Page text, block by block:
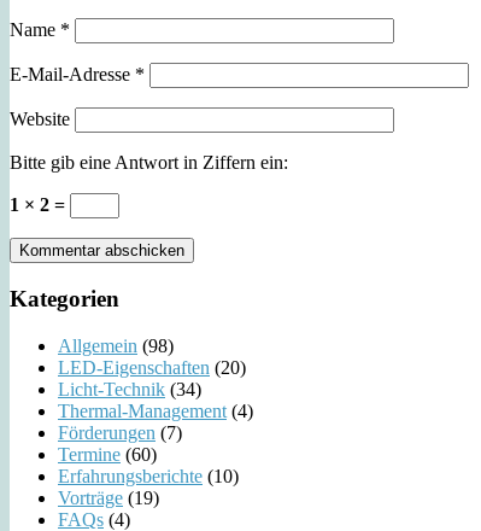
Name *
E-Mail-Adresse *
Website
Bitte gib eine Antwort in Ziffern ein:
1 × 2 =
Kategorien
Allgemein (98)
LED-Eigenschaften (20)
Licht-Technik (34)
Thermal-Management (4)
Förderungen (7)
Termine (60)
Erfahrungsberichte (10)
Vorträge (19)
FAQs (4)